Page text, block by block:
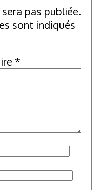
pas publiée.
sont indiqués
*